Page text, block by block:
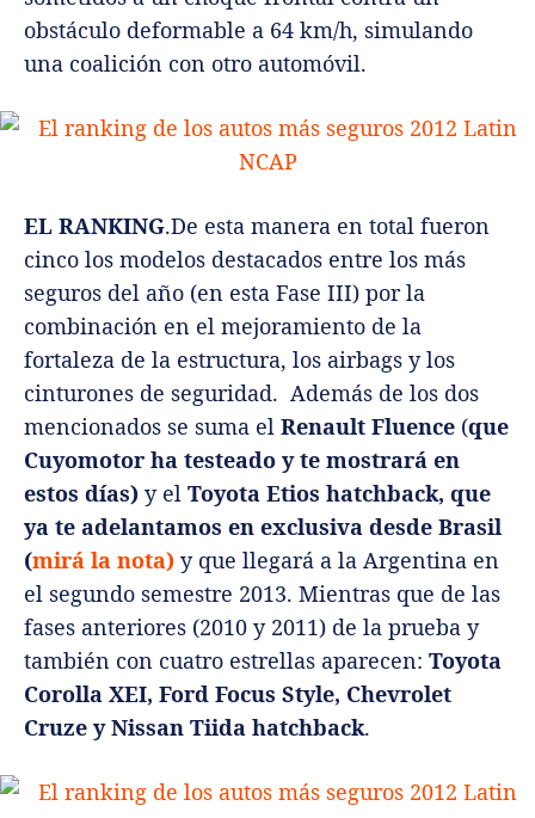
obstáculo deformable a 64 km/h, simulando
una coalición con otro automóvil.
EL RANKING.De esta manera en total fueron
cinco los modelos destacados entre los más
seguros del año (en esta Fase III) por la
combinación en el mejoramiento de la
fortaleza de la estructura, los airbags y los
cinturones de seguridad. Además de los dos
mencionados se suma el Renault Fluence (que
Cuyomotor ha testeado y te mostrará en
estos días) y el Toyota Etios hatchback, que
ya te adelantamos en exclusiva desde Brasil
(mirá la nota) y que llegará a la Argentina en
el segundo semestre 2013. Mientras que de las
fases anteriores (2010 y 2011) de la prueba y
también con cuatro estrellas aparecen: Toyota
Corolla XEI, Ford Focus Style, Chevrolet
Cruze y Nissan Tiida hatchback.